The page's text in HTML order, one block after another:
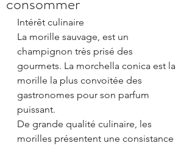
Intérêt culinaire
La morille sauvage, est un
champignon très prisé des
gourmets. La morchella conica est la
morille la plus convoitée des
gastronomes pour son parfum
puissant.
De grande qualité culinaire, les
morilles présentent une consistance